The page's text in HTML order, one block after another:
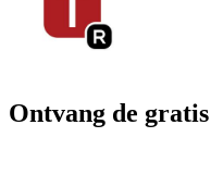
Ontvang de